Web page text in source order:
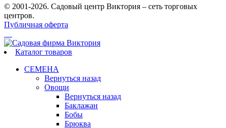
© 2001-2026. Садовый центр Виктория – сеть торговых
центров.
Публичная оферта
Каталог товаров
СЕМЕНА
Вернуться назад
Овощи
Вернуться назад
Баклажан
Бобы
Брюква